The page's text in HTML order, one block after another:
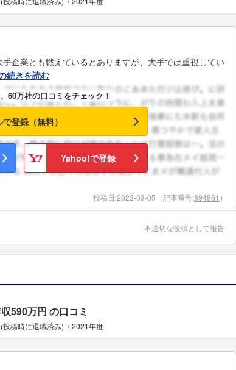
企業とも戦えているとありますが、大手では重視してい
続きを読む
60万社の口コミをチェック！
で登録（無料）
Yahoo!で登録
投稿日:2022-03-05 （記事番号:894861 ）
不適切な投稿として報告
590万円 の口コミ
稿時に退職済み) 2021年度